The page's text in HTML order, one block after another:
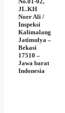
JL.KH
Noer Ali /
Inspeksi
Kalimalang
Jatimulya –
Bekasi
17510 –
Jawa barat
Indonesia